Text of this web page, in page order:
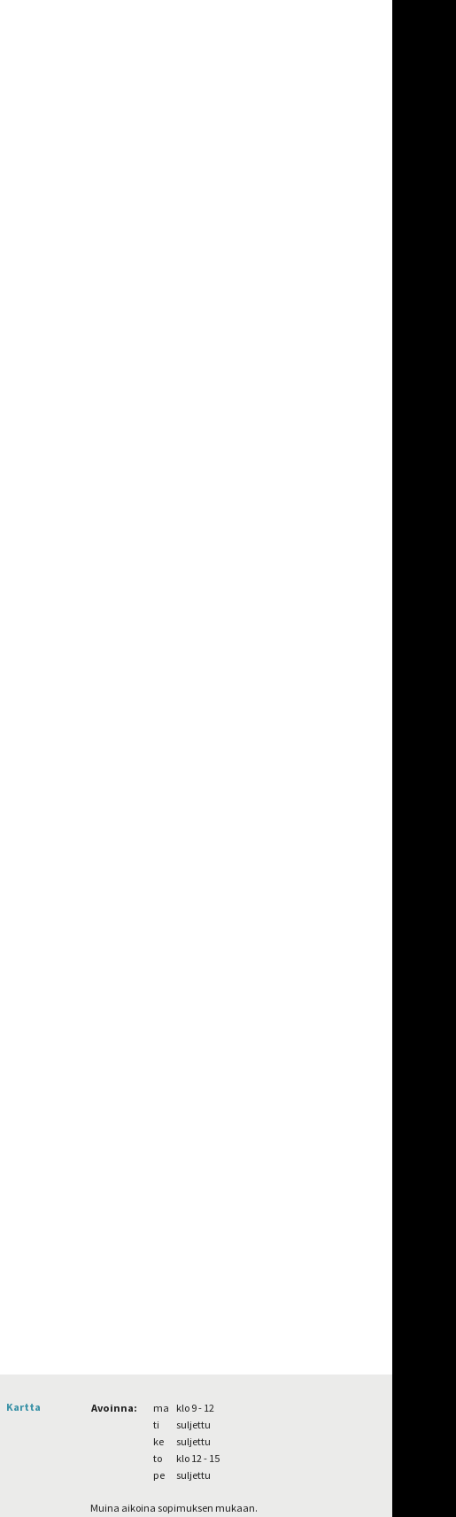
Kartta
Avoinna: ma
klo 9 - 12
ti
suljettu
ke
suljettu
to
klo 12 - 15
pe
suljettu
Muina aikoina sopimuksen mukaan.